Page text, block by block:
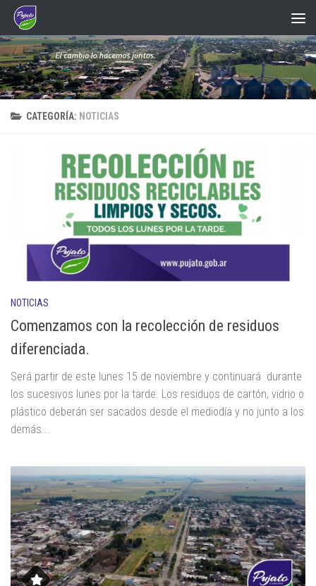
Saltar al contenido
CATEGORÍA: NOTICIAS
NOTICIAS
Comenzamos con la recolección de residuos
diferenciada.
Será partir de este lunes 15 de noviembre y continuará durante
los sucesivos lunes por la tarde. Los residuos de cartón, vidrio o
plástico deberán ser sacados desde el mediodía y no junto a los
demás...